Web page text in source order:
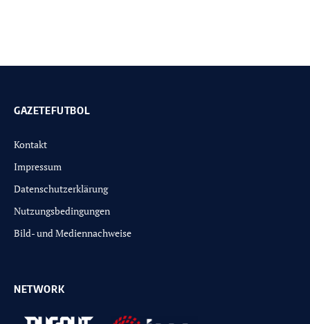
GAZETEFUTBOL
Kontakt
Impressum
Datenschutzerklärung
Nutzungsbedingungen
Bild- und Mediennachweise
NETWORK